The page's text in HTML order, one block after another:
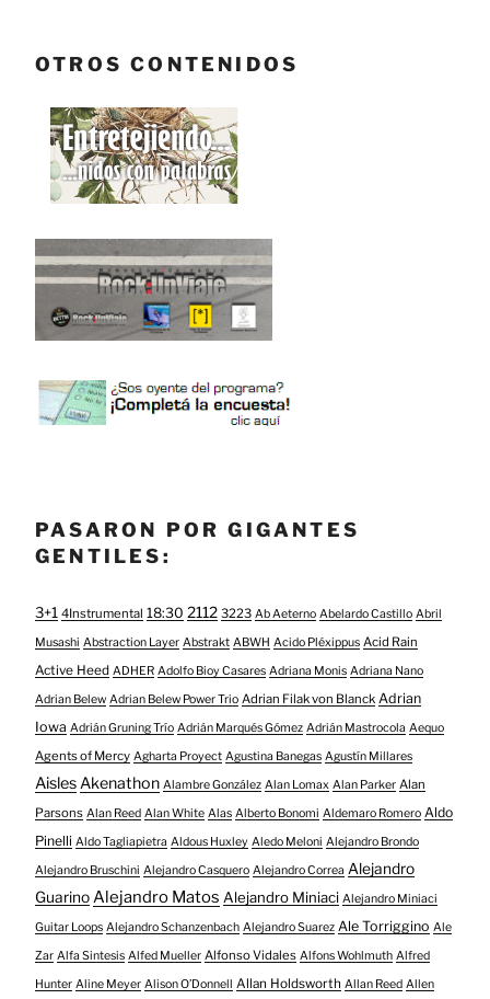
OTROS CONTENIDOS
PASARON POR GIGANTES
GENTILES:
3+1 4Instrumental 18:30 2112 3223 Ab Aeterno Abelardo Castillo Abril
Musashi Abstraction Layer Abstrakt ABWH Acido Pléxippus Acid Rain
Active Heed ADHER Adolfo Bioy Casares Adriana Monis Adriana Nano
Adrian Belew Adrian Belew Power Trio Adrian Filak von Blanck Adrian
Iowa Adrián Gruning Trío Adrián Marqués Gómez Adrián Mastrocola Aequo
Agents of Mercy Agharta Proyect Agustina Banegas Agustín Millares
AislesAkenathon Alambre González Alan Lomax Alan Parker Alan
Parsons Alan Reed Alan White Alas Alberto Bonomi Aldemaro Romero Aldo
Pinelli Aldo Tagliapietra Aldous Huxley Aledo Meloni Alejandro Brondo
Alejandro Bruschini Alejandro Casquero Alejandro Correa Alejandro
GuarinoAlejandro Matos Alejandro Miniaci Alejandro Miniaci
Guitar Loops Alejandro Schanzenbach Alejandro Suarez Ale Torriggino Ale
Zar Alfa Sintesis Alfed Mueller Alfonso Vidales Alfons Wohlmuth Alfred
Hunter Aline Meyer Alison O​’​Donnell Allan Holdsworth Allan Reed Allen